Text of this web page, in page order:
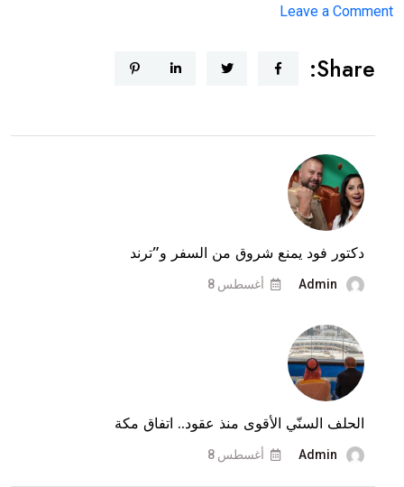
Leave a Comment
دكتور
..
بالوثائق
Share:
دكتور فود يمنع شروق من السفر و”ترند
Admin أغسطس 8
الحلف السنّي الأقوى منذ عقود.. اتفاق مكة
Admin أغسطس 8